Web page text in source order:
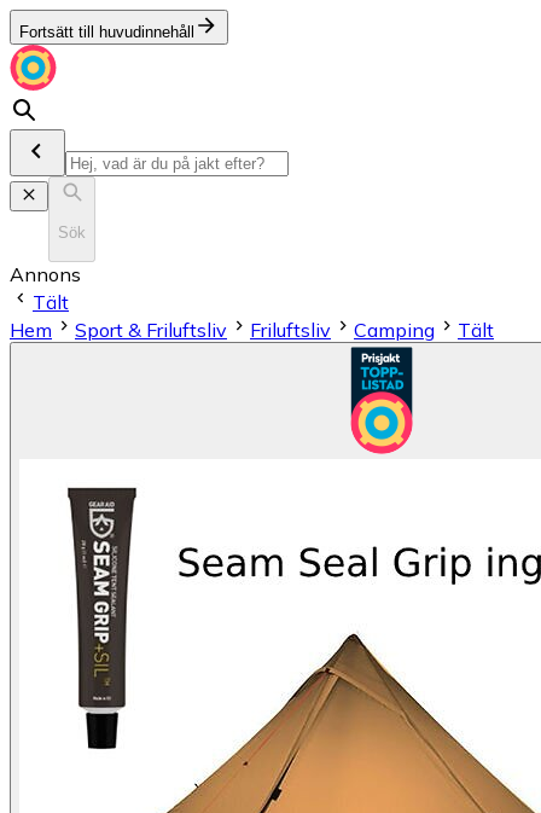
Fortsätt till huvudinnehåll
Sök
Annons
Tält
Hem
Sport & Friluftsliv Friluftsliv Camping Tält